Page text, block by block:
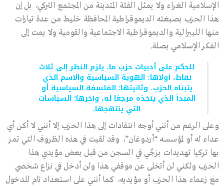
الإسلامية الغراء ولا يمثل الفئة المتدينة من المجتمع التركي، بل إن
هذا الحزب بصبغته الديموقراطية المحافظة خليط من عدة تيارات
منها الليبرالية والديموقراطية الاجتماعية والقومية ولا يمت إلى
الفكر الإسلامي بصلة.
للحكم على أدبيات حزب ما، يلزم النظر إلى ثلاث
نقاط، أولاها: الهوية السياسية والاسم الذي
يتبناه الحزب، وثانيتها؛ الفلسفة السياسية أو
المبدأ الذي يتخذه مرجعًا له، وآخرها؛ السياسات
التي ينتهجها.
وعلى الرغم من أنني أوجه انتقادات إلى هذا الحزب إلا أنني لا أكن أي
عداء له أو لمؤسسه “أردوغان”، وقد لقيت في هذه الظروف التي تمر
بها تركيا تهديدات بزجِّي في السجن من قبل بعض مؤيدي هذا
الحزب ولكني لن أتخلى عن موقفي هذا ولن أدخل في نزاع شخصي
مع زعماء هذا الحزب أو مؤيديه، كما أنني على استعداد تام للدخول